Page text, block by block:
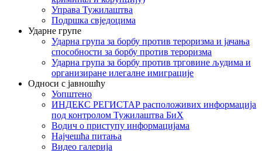
Управа Тужилаштва
Подршка свједоцима
Ударне групе
Ударна група за борбу против тероризма и јачања
способности за борбу против тероризма
Ударна група за борбу против трговине људима и
организиране илегалне имиграције
Односи с јавношћу
Уопштено
ИНДЕКС РЕГИСТАР расположивих информација
под контролом Тужилаштва БиХ
Водич о приступу информацијама
Најчешћа питања
Видео галерија